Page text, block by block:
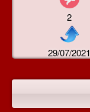
2
29/07/2021